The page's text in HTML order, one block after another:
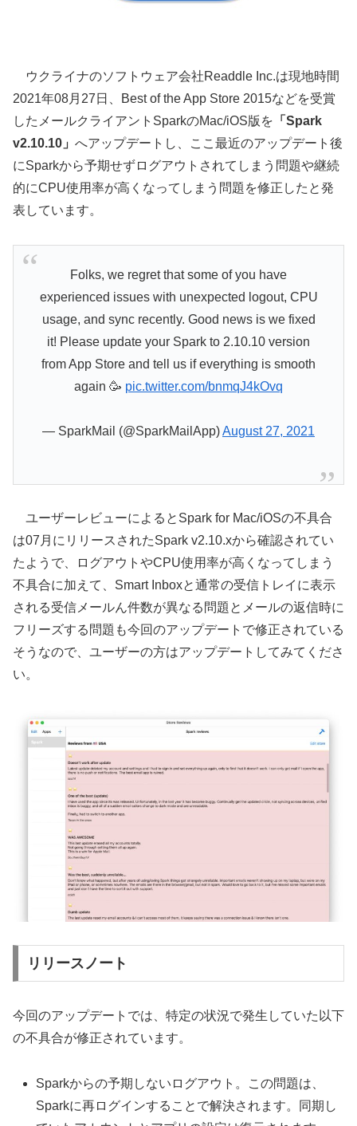
ウクライナのソフトウェア会社Readdle Inc.は現地時間
2021年08月27日、Best of the App Store 2015などを受賞
したメールクライアントSparkのMac/iOS版を 「Spark
v2.10.10」 へアップデートし、ここ最近のアップデート後
にSparkから予期せずログアウトされてしまう問題や継続
的にCPU使用率が高くなってしまう問題を修正したと発
表しています。
Folks, we regret that some of you have
experienced issues with unexpected logout, CPU
usage, and sync recently. Good news is we fixed
it! Please update your Spark to 2.10.10 version
from App Store and tell us if everything is smooth
again 🥳 pic.twitter.com/bnmqJ4kOvq
— SparkMail (@SparkMailApp)August 27, 2021
ユーザーレビューによるとSpark for Mac/iOSの不具合
は07月にリリースされたSpark v2.10.xから確認されてい
たようで、ログアウトやCPU使用率が高くなってしまう
不具合に加えて、Smart Inboxと通常の受信トレイに表示
される受信メールん件数が異なる問題とメールの返信時に
フリーズする問題も今回のアップデートで修正されている
そうなので、ユーザーの方はアップデートしてみてくださ
い。
リリースノート
今回のアップデートでは、特定の状況で発生していた以下
の不具合が修正されています。
Sparkからの予期しないログアウト。この問題は、
Sparkに再ログインすることで解決されます。同期し